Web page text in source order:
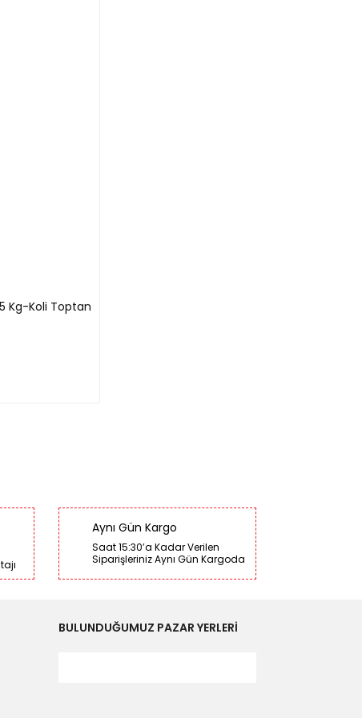
Kg-Koli Toptan
Aynı Gün Kargo
Saat 15:30’a Kadar Verilen
Siparişleriniz Aynı Gün Kargoda
BULUNDUĞUMUZ PAZAR YERLERİ